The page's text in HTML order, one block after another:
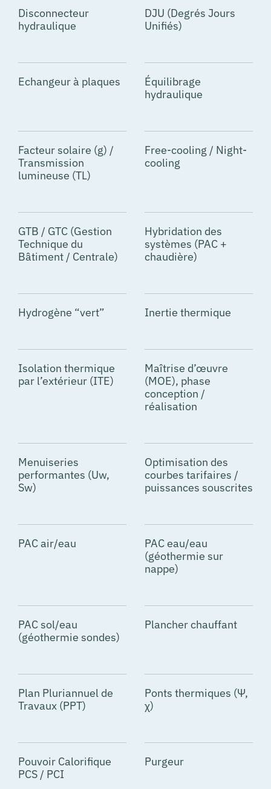
Disconnecteur
hydraulique
DJU (Degrés Jours
Unifiés)
Echangeur à plaques
Équilibrage
hydraulique
Facteur solaire (g) /
Transmission
lumineuse (TL)
Free-cooling / Night-
cooling
GTB / GTC (Gestion
Technique du
Bâtiment / Centrale)
Hybridation des
systèmes (PAC +
chaudière)
Hydrogène “vert” Inertie thermique
Isolation thermique
par l’extérieur (ITE)
Maîtrise d’œuvre
(MOE), phase
conception /
réalisation
Menuiseries
performantes (Uw,
Sw)
Optimisation des
courbes tarifaires /
puissances souscrites
PAC air/eau
PAC eau/eau
(géothermie sur
nappe)
PAC sol/eau
(géothermie sondes)
Plancher chauffant
Plan Pluriannuel de
Travaux (PPT)
Ponts thermiques (Ψ,
χ)
Pouvoir Calorifique
PCS / PCI
Purgeur